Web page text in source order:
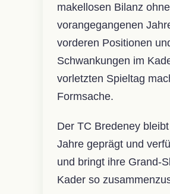
makellosen Bilanz
vorangegangenen
vorderen Positionen
Schwankungen im
vorletzten Spieltag
Formsache.
Der TC Bredeney
Jahre geprägt und
und bringt ihre Grand-
Kader so